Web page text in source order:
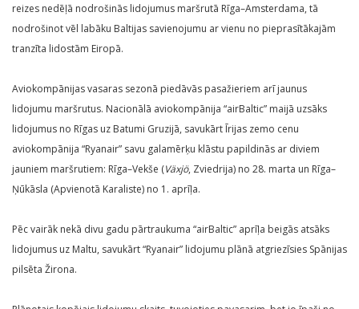
reizes nedēļā nodrošinās lidojumus maršrutā Rīga–Amsterdama, tā
nodrošinot vēl labāku Baltijas savienojumu ar vienu no pieprasītākajām
tranzīta lidostām Eiropā.
Aviokompānijas vasaras sezonā piedāvās pasažieriem arī jaunus
lidojumu maršrutus. Nacionālā aviokompānija “airBaltic” maijā uzsāks
lidojumus no Rīgas uz Batumi Gruzijā, savukārt Īrijas zemo cenu
aviokompānija “Ryanair” savu galamērķu klāstu papildinās ar diviem
jauniem maršrutiem: Rīga–Vekše (Växjö, Zviedrija) no 28. marta un Rīga–
Ņūkāsla (Apvienotā Karaliste) no 1. aprīļa.
Pēc vairāk nekā divu gadu pārtraukuma “airBaltic” aprīļa beigās atsāks
lidojumus uz Maltu, savukārt “Ryanair” lidojumu plānā atgriezīsies Spānijas
pilsēta Žirona.